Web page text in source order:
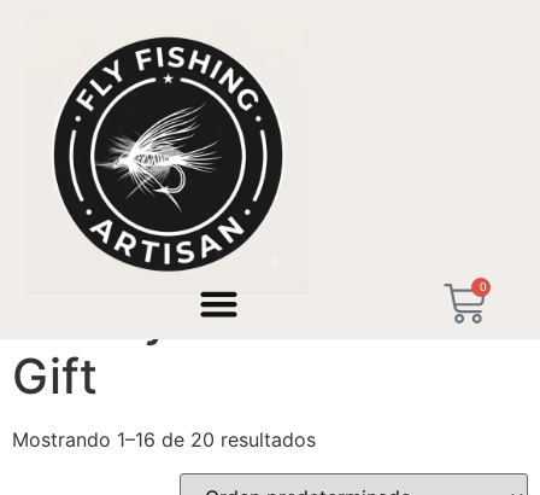
0
/ Productos etiquetados “Luxury Retirement Gift”
Luxury Retirement
Gift
Mostrando 1–16 de 20 resultados